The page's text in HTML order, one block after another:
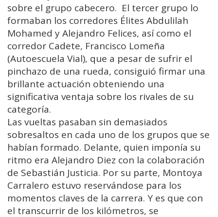
sobre el grupo cabecero. El tercer grupo lo
formaban los corredores Élites Abdulilah
Mohamed y Alejandro Felices, así como el
corredor Cadete, Francisco Lomeña
(Autoescuela Vial), que a pesar de sufrir el
pinchazo de una rueda, consiguió firmar una
brillante actuación obteniendo una
significativa ventaja sobre los rivales de su
categoría.
Las vueltas pasaban sin demasiados
sobresaltos en cada uno de los grupos que se
habían formado. Delante, quien imponía su
ritmo era Alejandro Diez con la colaboración
de Sebastián Justicia. Por su parte, Montoya
Carralero estuvo reservándose para los
momentos claves de la carrera. Y es que con
el transcurrir de los kilómetros, se